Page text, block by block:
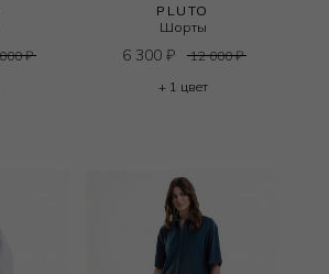
₽
PLUTO
Шорты
6 300 ₽ 12 000₽
+ 1 цвет